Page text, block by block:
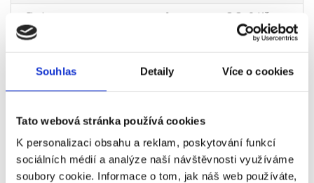
Souhlas Detaily Více o cookies
Tato webová stránka používá cookies
K personalizaci obsahu a reklam, poskytování funkcí
sociálních médií a analýze naší návštěvnosti využíváme
soubory cookie. Informace o tom, jak náš web používáte,
Chelsea
FC -
& Hove
Albion -
Rose &
Ball -
sektor
EU5
Ano +3 310 Kč